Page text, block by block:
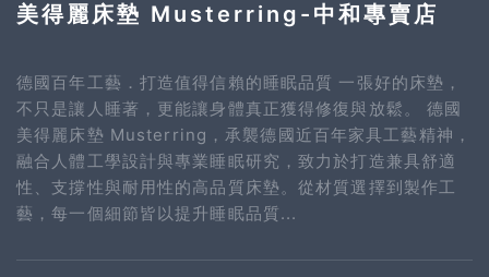
美得麗床墊 Musterring-中和專賣店
德國百年工藝．打造值得信賴的睡眠品質 一張好的床墊，
不只是讓人睡著，更能讓身體真正獲得修復與放鬆。 德國
美得麗床墊 Musterring，承襲德國近百年家具工藝精神，
融合人體工學設計與專業睡眠研究，致力於打造兼具舒適
性、支撐性與耐用性的高品質床墊。從材質選擇到製作工
藝，每一個細節皆以提升睡眠品質...